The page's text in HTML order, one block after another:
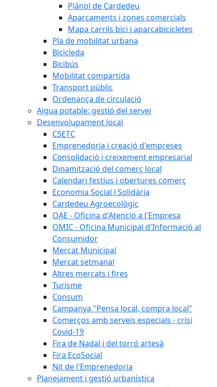
Plànol de Cardedeu
Aparcaments i zones comercials
Mapa carrils bici i aparcabicicletes
Pla de mobilitat urbana
Bicicleda
Bicibús
Mobilitat compartida
Transport públic
Ordenança de circulació
Aigua potable: gestió del servei
Desenvolupament local
CSETC
Emprenedoria i creació d'empreses
Consolidació i creixement empresarial
Dinamització del comerç local
Calendari festius i obertures comerç
Economia Social i Solidària
Cardedeu Agroecològic
OAE - Oficina d'Atenció a l'Empresa
OMIC - Oficina Municipal d'Informació al
Consumidor
Mercat Municipal
Mercat setmanal
Altres mercats i fires
Turisme
Consum
Campanya "Pensa local, compra local"
Comerços amb serveis especials - crisi
Covid-19
Fira de Nadal i del torró artesà
Fira EcoSocial
Nit de l'Emprenedoria
Planejament i gestió urbanística